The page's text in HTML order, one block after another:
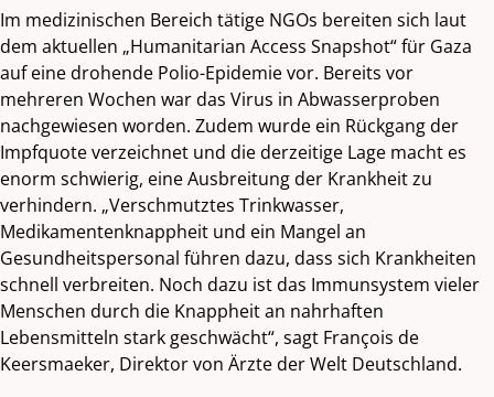
Im medizinischen Bereich tätige NGOs bereiten sich laut
dem aktuellen „Humanitarian Access Snapshot“ für Gaza
auf eine drohende Polio-Epidemie vor. Bereits vor
mehreren Wochen war das Virus in Abwasserproben
nachgewiesen worden. Zudem wurde ein Rückgang der
Impfquote verzeichnet und die derzeitige Lage macht es
enorm schwierig, eine Ausbreitung der Krankheit zu
verhindern. „Verschmutztes Trinkwasser,
Medikamentenknappheit und ein Mangel an
Gesundheitspersonal führen dazu, dass sich Krankheiten
schnell verbreiten. Noch dazu ist das Immunsystem vieler
Menschen durch die Knappheit an nahrhaften
Lebensmitteln stark geschwächt“, sagt François de
Keersmaeker, Direktor von Ärzte der Welt Deutschland.